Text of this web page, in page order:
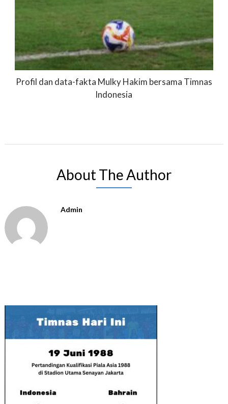
Profil dan data-fakta Mulky Hakim bersama Timnas
Indonesia
About The Author
Admin